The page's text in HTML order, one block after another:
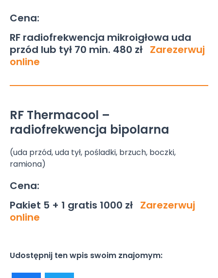
Cena:
RF radiofrekwencja mikroigłowa uda
przód lub tył 70 min. 480 zł Zarezerwuj
online
RF Thermacool –
radiofrekwencja bipolarna
(uda przód, uda tył, pośladki, brzuch, boczki,
ramiona)
Cena:
Pakiet 5 + 1 gratis 1000 zł Zarezerwuj
online
Udostępnij ten wpis swoim znajomym: